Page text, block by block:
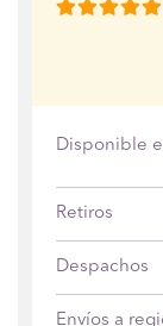
Disponible
Retiros
Despachos
Envíos a